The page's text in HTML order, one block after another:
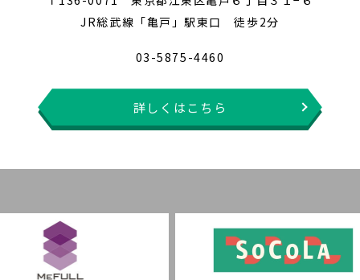
JR総武線「亀戸」駅東口 徒歩2分
03-5875-4460
詳しくはこちら